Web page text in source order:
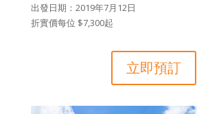
出發日期：2019年7月12日
折實價每位 $7,300起
立即預訂